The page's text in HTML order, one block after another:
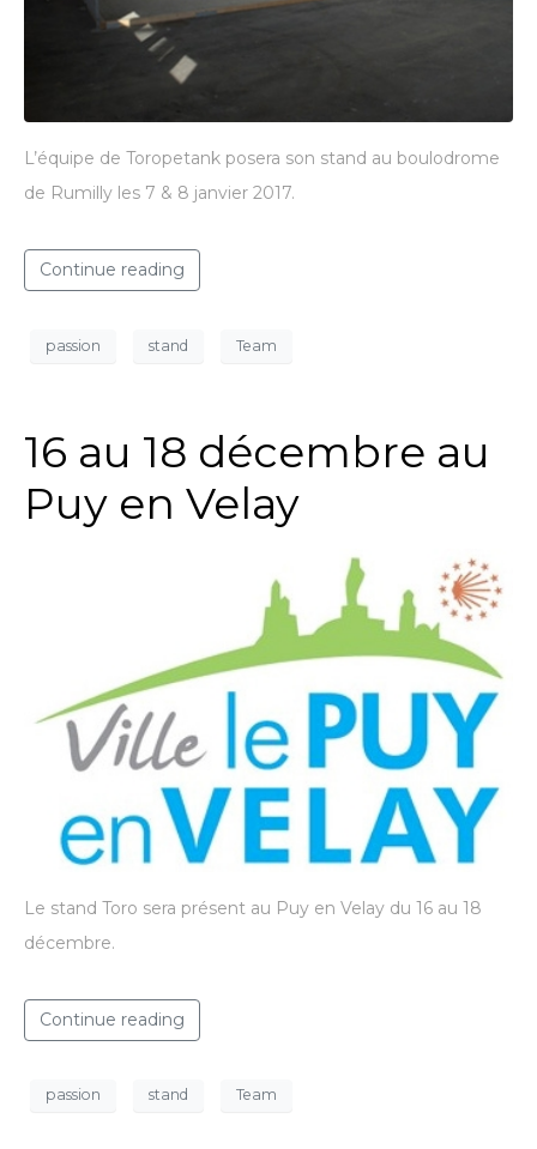
L’équipe de Toropetank posera son stand au boulodrome
de Rumilly les 7 & 8 janvier 2017.
Continue reading
passion stand Team
16 au 18 décembre au
Puy en Velay
Le stand Toro sera présent au Puy en Velay du 16 au 18
décembre.
Continue reading
passion stand Team